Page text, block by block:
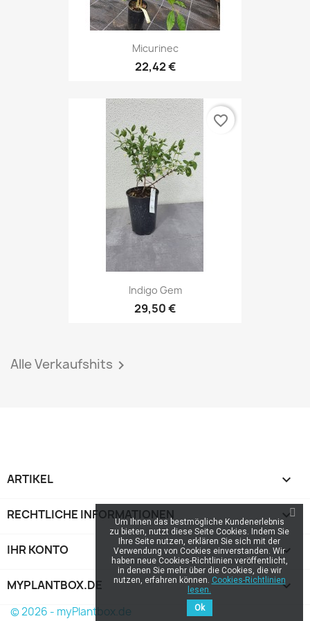
Micurinec
22,42 €
Indigo Gem
29,50 €
favorite_border
Alle Verkaufshits 
ARTIKEL 
RECHTLICHE INFORMATIONEN 
IHR KONTO 
MYPLANTBOX.DE keyboard_arrow_down
© 2026 - myPlantbox.de
Um Ihnen das bestmögliche Kundenerlebnis
zu bieten, nutzt diese Seite Cookies. Indem Sie
Ihre Seite nutzen, erklären Sie sich mit der
Verwendung von Cookies einverstanden. Wir
haben neue Cookies-Richtlinien veröffentlicht,
in denen Sie mehr über die Cookies, die wir
nutzen, erfahren können. Cookies-Richtlinien
lesen.
Ok